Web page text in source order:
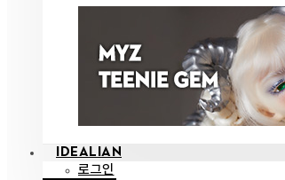
IDEALIAN
로그인